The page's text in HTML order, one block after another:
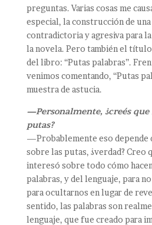
preguntas. Varias cosas me
especial, la construcción de
contradictoria y agresiva para
la novela. Pero también el
del libro: “Putas palabras”.
venimos comentando, “Putas
muestra de astucia.
—Personalmente, ¿creés que
putas?
—Probablemente eso depende
sobre las putas, ¿verdad? Creo
interesó sobre todo cómo
palabras, y del lenguaje, para
para ocultarnos en lugar de
sentido, las palabras son
lenguaje, que fue creado para